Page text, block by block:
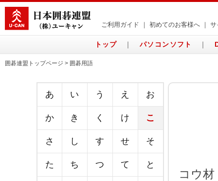
ご利用ガイド 初めてのお客様へ サ
トップ ｜ パソコンソフト ｜
囲碁連盟トップページ > 囲碁用語
あ い う え お
か き く け こ
さ し す せ そ
た ち つ て と
コウ材